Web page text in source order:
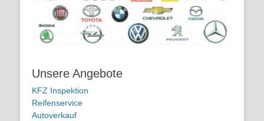
Unsere Angebote
KFZ Inspektion
Reifenservice
Autoverkauf